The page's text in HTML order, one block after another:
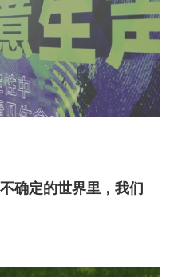
确定的世界里，我们